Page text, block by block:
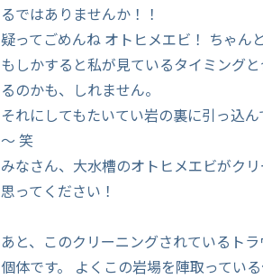
るではありませんか！！
疑ってごめんね オトヒメエビ！ ちゃん
もしかすると私が見ているタイミング
るのかも、しれません。
それにしてもたいてい岩の裏に引っ込
～ 笑
みなさん、大水槽のオトヒメエビがク
思ってください！
あと、このクリーニングされているト
個体です。 よくこの岩場を陣取ってい